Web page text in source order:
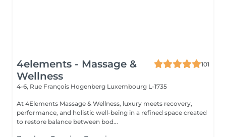
4elements - Massage &
Wellness
101
4-6, Rue François Hogenberg Luxembourg L-1735
At 4Elements Massage & Wellness, luxury meets recovery,
performance, and holistic well-being in a refined space created
to restore balance between bod...